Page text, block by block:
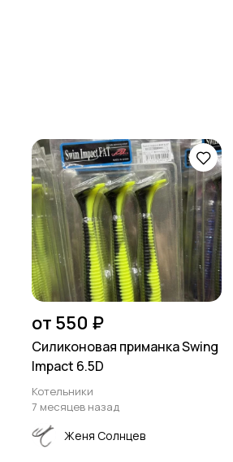
от 550 ₽
Силиконовая приманка Swing
Impact 6.5D
Котельники
7 месяцев назад
Женя Солнцев